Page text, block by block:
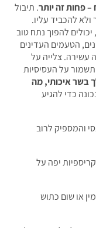
יותר. תיבול
עליו.
להפוך נתח טוב
העדינים
צלייה על
העסיסיות
מה
להגיע
לרוב
יפה על
כתוש